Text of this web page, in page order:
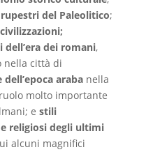
del Paleolitico;
dei romani,
nella città di
arabanella
molto importante
e stili
religiosi degli ultimi
alcuni magnifici